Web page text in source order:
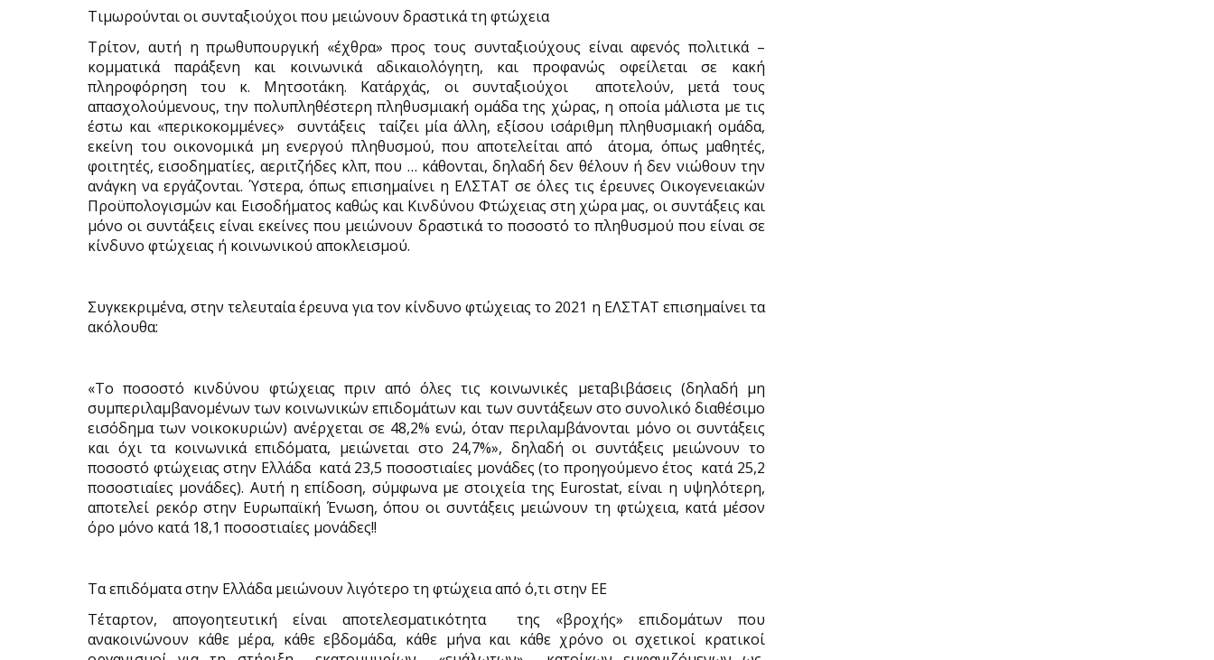
Τιμωρούνται οι συνταξιούχοι που μειώνουν δραστικά τη φτώχεια
Τρίτον, αυτή η πρωθυπουργική «έχθρα» προς τους συνταξιούχους είναι αφενός πολιτικά –
κομματικά παράξενη και κοινωνικά αδικαιολόγητη, και προφανώς οφείλεται σε κακή
πληροφόρηση του κ. Μητσοτάκη. Κατ΄αρχάς, οι συνταξιούχοι
αποτελούν, μετά τους
απασχολούμενους, την πολυπληθέστερη πληθυσμιακή ομάδα της χώρας, η οποία μάλιστα με τις
έστω και «περικοκομμένες»
συντάξεις
ταίζει μία άλλη, εξίσου ισάριθμη πληθυσμιακή ομάδα,
εκείνη του οικονομικά μη ενεργού πληθυσμού, που αποτελείται από
άτομα, όπως μαθητές,
φοιτητές, εισοδηματίες, αεριτζήδες κλπ, που … κάθονται, δηλαδή δεν θέλουν ή δεν νιώθουν την
ανάγκη να εργάζονται. Ύστερα, όπως επισημαίνει η ΕΛΣΤΑΤ σε όλες τις έρευνες Οικογενειακών
Προϋπολογισμών και Εισοδήματος καθώς και Κινδύνου Φτώχειας στη χώρα μας, οι συντάξεις και
μόνο οι συντάξεις είναι εκείνες που μειώνουν δραστικά το ποσοστό το πληθυσμού που είναι σε
κίνδυνο φτώχειας ή κοινωνικού αποκλεισμού.
Συγκεκριμένα, στην τελευταία έρευνα για τον κίνδυνο φτώχειας το 2021 η ΕΛΣΤΑΤ επισημαίνει τα
ακόλουθα:
«Το ποσοστό κινδύνου φτώχειας πριν από όλες τις κοινωνικές μεταβιβάσεις (δηλαδή μη
συμπεριλαμβανομένων των κοινωνικών επιδομάτων και των συντάξεων στο συνολικό διαθέσιμο
εισόδημα των νοικοκυριών) ανέρχεται σε 48,2% ενώ, όταν περιλαμβάνονται μόνο οι συντάξεις
και όχι τα κοινωνικά επιδόματα, μειώνεται στο 24,7%», δηλαδή οι συντάξεις μειώνουν το
ποσοστό φτώχειας στην Ελλάδα κατά 23,5 ποσοστιαίες μονάδες (το προηγούμενο έτος κατά 25,2
ποσοστιαίες μονάδες). Αυτή η επίδοση, σύμφωνα με στοιχεία της Eurostat, είναι η υψηλότερη,
αποτελεί ρεκόρ στην Ευρωπαϊκή Ένωση, όπου οι συντάξεις μειώνουν τη φτώχεια, κατά μέσον
όρο μόνο κατά 18,1 ποσοστιαίες μονάδες!!
Τα επιδόματα στην Ελλάδα μειώνουν λιγότερο τη φτώχεια από ό,τι στην ΕΕ
Τέταρτον, απογοητευτική είναι αποτελεσματικότητα
της «βροχής» επιδομάτων που
ανακοινώνουν κάθε μέρα, κάθε εβδομάδα, κάθε μήνα και κάθε χρόνο οι σχετικοί κρατικοί